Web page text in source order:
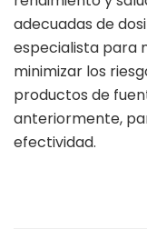
adecuadas de
especialista para
minimizar los
productos de
anteriormente,
efectividad.